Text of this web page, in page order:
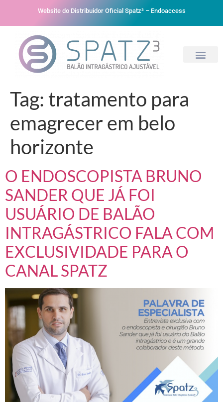
Website do Distribuidor Oficial Spatz³ – Endoaccess
Tag: tratamento para
emagrecer em belo
horizonte
O ENDOSCOPISTA BRUNO
SANDER QUE JÁ FOI
USUÁRIO DE BALÃO
INTRAGÁSTRICO FALA COM
EXCLUSIVIDADE PARA O
CANAL SPATZ